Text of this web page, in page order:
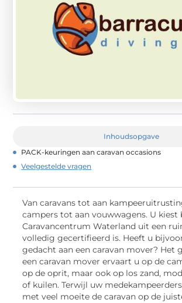
Inhoudsopgave
PACK-keuringen aan caravan occasions
Veelgestelde vragen
Van caravans tot aan
campers tot aan vouwwagens. U kiest
Caravancentrum Waterland uit een
volledig gecertifieerd is. Heeft u
gedacht aan een caravan mover? Het
een caravan mover ervaart u op de
op de oprit, maar ook op los zand,
of kuilen. Terwijl uw
met veel moeite de caravan op de